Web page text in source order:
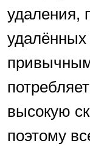
удаления,
высокую
поэтому